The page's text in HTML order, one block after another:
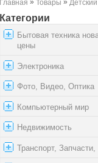
Главная Товары
Категории
Бытовая техника
цены
Электроника
Фото, Видео, Оптика
Компьютерный мир
Недвижимость
Транспорт,